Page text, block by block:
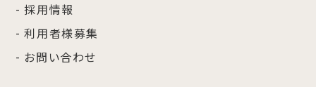
採用情報
利用者様募集
お問い合わせ